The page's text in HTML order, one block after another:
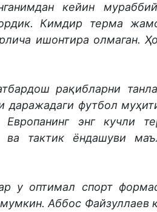
кейин
Кимдир терма
ишонтира олмаган.
рақибларни
даражадаги футбол
энг кучли
ва тактик ёндашуви
у оптимал спорт
Аббос Файзуллаев